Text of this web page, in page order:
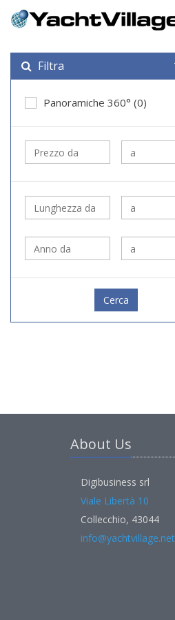
Filtra
Panoramiche 360° (0)
Cerca
About Us
Digibusiness srl
Viale Libertà 10
Collecchio, 43044
info@yachtvillage.net